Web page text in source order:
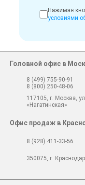
Нажимая
условиями
Головной офис в
8 (499) 755-90-91
8 (800) 250-48-06
117105, г. Москва,
«Нагатинская»
Офис продаж в
8 (928) 411-33-56
350075, г.